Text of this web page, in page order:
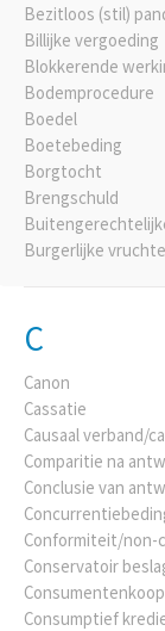
Bezitloos (stil)
Billijke vergoeding
Blokkerende
Bodemprocedure
Boedel
Boetebeding
Borgtocht
Brengschuld
Burgerlijke
C
Canon
Cassatie
Causaal verband/
Comparitie na
Conclusie van
Conformiteit/non-
Conservatoir
Consumentenkoop
Consumptief